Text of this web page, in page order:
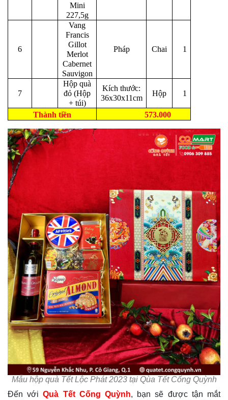
Mini
227,5g
6
Vang
Francis
Gillot
Merlot
Cabernet
Sauvigon
Pháp Chai 1
7
Hộp quà
đỏ (Hộp
+ túi)
Kích thước:
36x30x11cm
Hộp 1
Thành tiền 573.000
Mẫu hộp quà Tết Lộc Phát 2023 tại Qùa Tết Cống Quỳnh
Đến vớiQuà Tết Cống Quỳnh, bạn sẽ được tận mắt